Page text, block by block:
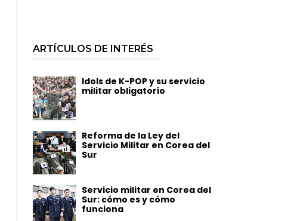
ARTÍCULOS DE INTERÉS
Idols de K-POP y su servicio
militar obligatorio
Reforma de la Ley del
Servicio Militar en Corea del
Sur
Servicio militar en Corea del
Sur: cómo es y cómo
funciona